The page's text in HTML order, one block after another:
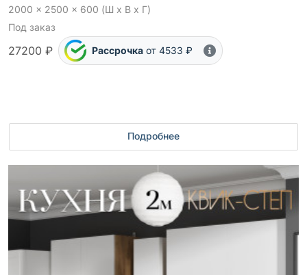
2000 x 2500 x 600 (Ш x В x Г)
Под заказ
27200 ₽ Рассрочка от 4533 ₽
Подробнее